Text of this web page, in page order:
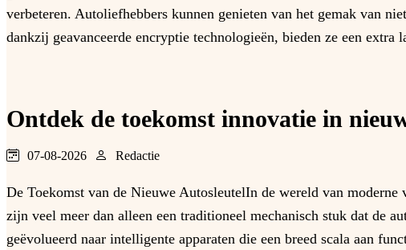
verbeteren. Autoliefhebbers kunnen genieten van het gemak van
dankzij geavanceerde encryptie technologieën, bieden ze een extra
Ontdek de toekomst innovatie in
07-08-2026 Redactie
De Toekomst van de Nieuwe AutosleutelIn de wereld van
zijn veel meer dan alleen een traditioneel mechanisch stuk dat de
geëvolueerd naar intelligente apparaten die een breed scala aan